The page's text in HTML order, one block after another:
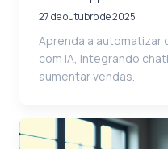
27 de outubro de 2025
Aprenda a automatizar
com IA, integrando
aumentar vendas.